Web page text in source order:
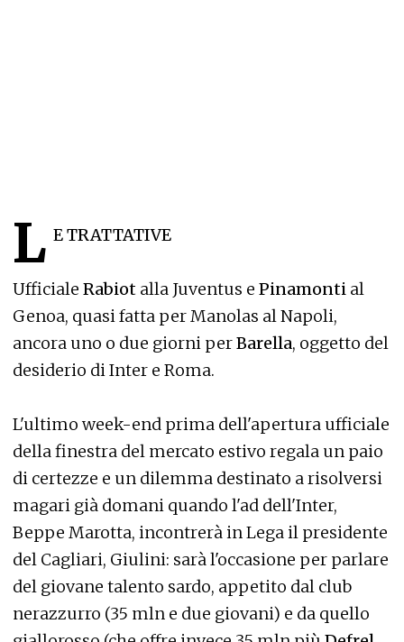
L E TRATTATIVE
Ufficiale Rabiot alla Juventus e Pinamonti al
Genoa, quasi fatta per Manolas al Napoli,
ancora uno o due giorni perBarella, oggetto del
desiderio di Inter e Roma.
L'ultimo week-end prima dell'apertura ufficiale
della finestra del mercato estivo regala un paio
di certezze e un dilemma destinato a risolversi
magari già domani quando l'ad dell'Inter,
Beppe Marotta, incontrerà in Lega il presidente
del Cagliari, Giulini: sarà l'occasione per parlare
del giovane talento sardo, appetito dal club
nerazzurro (35 mln e due giovani) e da quello